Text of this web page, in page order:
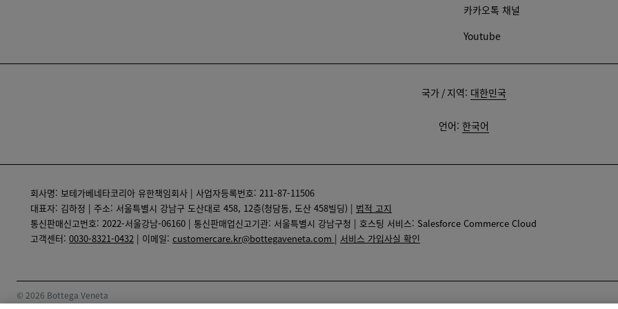
카카오톡 채널
Youtube
배국가 / 지역: 대한민국
배언어: 한국어
회사명: 보테가베네타코리아 유한책임회사 | 사업자등록번호: 211-87-11506
대표자: 김하정 | 주소: 서울특별시 강남구 도산대로 458, 12층(청담동, 도산 458빌딩) | 법적 고지
통신판매신고번호: 2022-서울강남-06160 | 통신판매업신고기관: 서울특별시 강남구청 | 호스팅 서비스: Salesforce Commerce Cloud
고객센터: 0030-8321-0432 | 이메일: customercare.kr@bottegaveneta.com | 서비스 가입사실 확인
© 2026 Bottega Veneta